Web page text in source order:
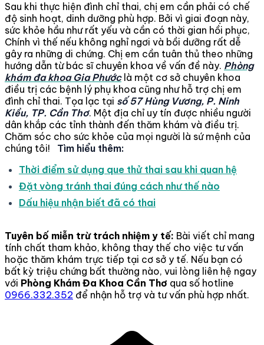
Sau khi thực hiện đình chỉ thai, chị em cần phải có chế
độ sinh hoạt, dinh dưỡng phù hợp. Bởi vì giai đoạn này,
sức khỏe hầu như rất yếu và cần có thời gian hồi phục,
Chính vì thế nếu không nghỉ ngơi và bồi dưỡng rất dễ
gây ra những di chứng. Chị em cần tuân thủ theo những
hướng dẫn từ bác sĩ chuyên khoa về vấn đề này. Phòng
khám đa khoa Gia Phướclà một cơ sở chuyên khoa
điều trị các bệnh lý phụ khoa cũng như hỗ trợ chị em
đình chỉ thai. Tọa lạc tại số 57 Hùng Vương, P. Ninh
Kiều, TP. Cần Thơ. Một địa chỉ uy tín được nhiều người
dân khắp các tỉnh thành đến thăm khám và điều trị.
Chăm sóc cho sức khỏe của mọi người là sứ mệnh của
chúng tôi! Tìm hiểu thêm:
Thời điểm sử dụng que thử thai sau khi quan hệ
Đặt vòng tránh thai đúng cách như thế nào
Dấu hiệu nhận biết đã có thai
Tuyên bố miễn trừ trách nhiệm y tế: Bài viết chỉ mang
tính chất tham khảo, không thay thế cho việc tư vấn
hoặc thăm khám trực tiếp tại cơ sở y tế. Nếu bạn có
bất kỳ triệu chứng bất thường nào, vui lòng liên hệ ngay
với Phòng Khám Đa Khoa Cần Thơ qua số hotline
0966.332.352 để nhận hỗ trợ và tư vấn phù hợp nhất.